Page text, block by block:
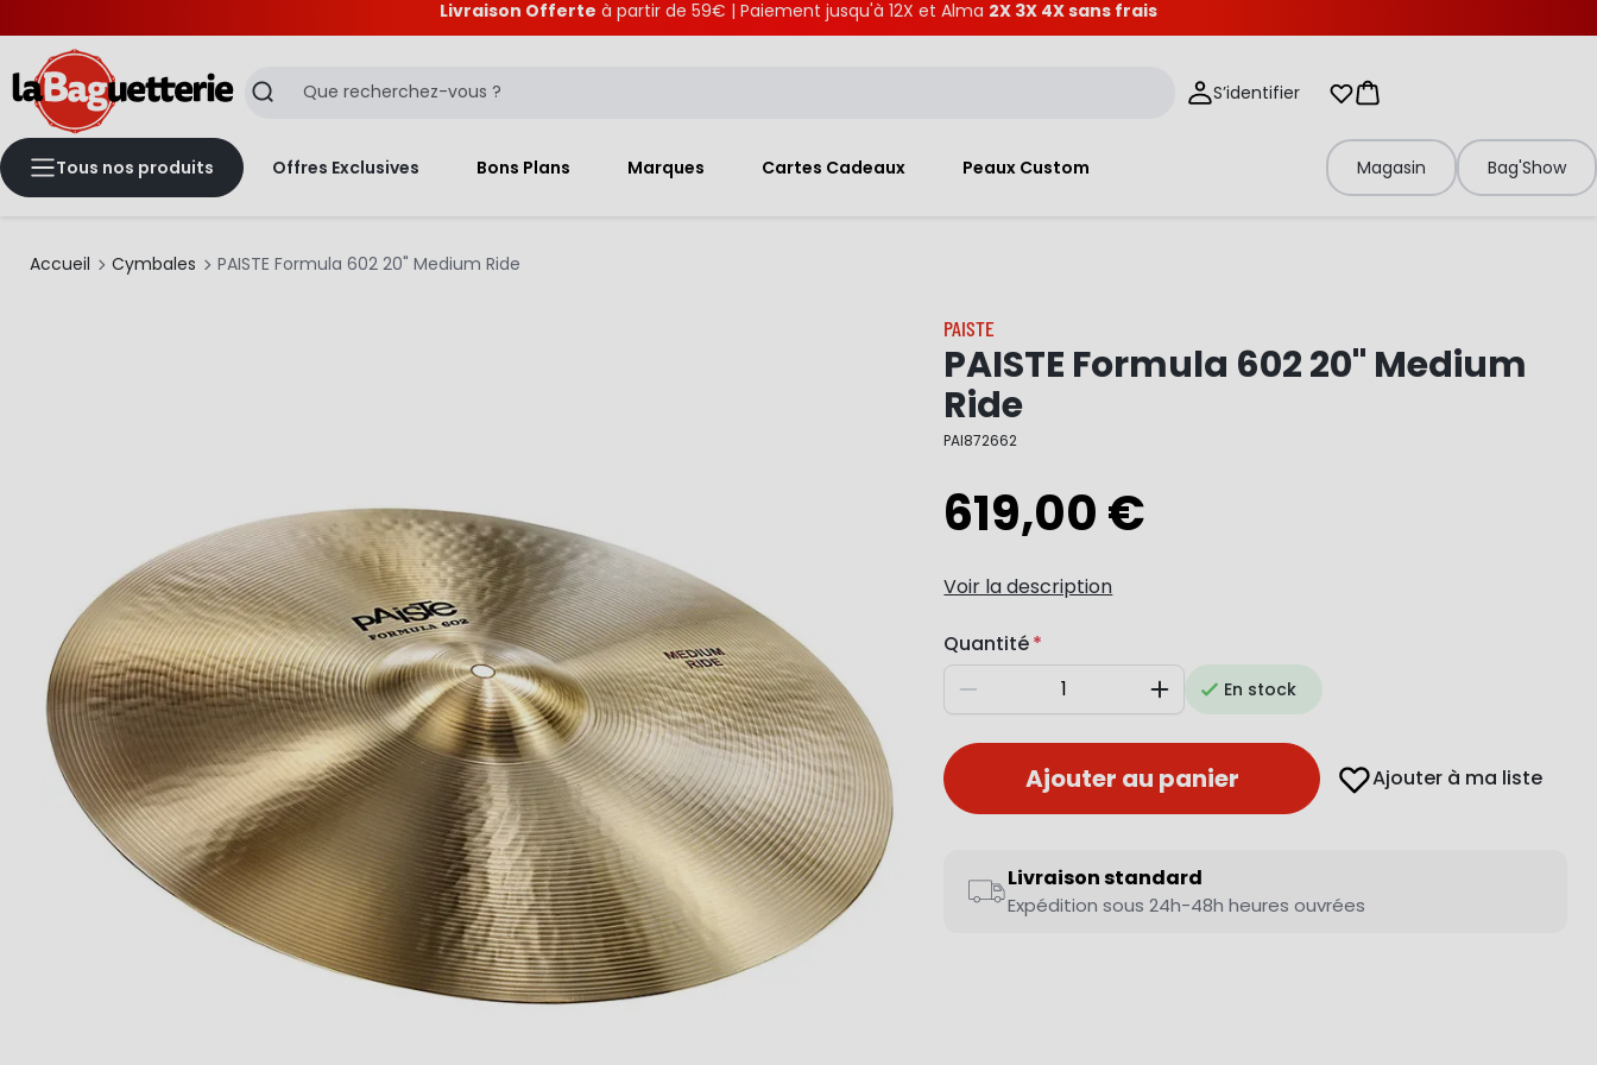
Livraison Offerte à partir de 59€ | Paiement jusqu'à 12X et Alma 2X 3X 4X sans frais
Recherche S’identifier Mes listes d'envies
Panier
Tous nos produits Offres Exclusives Bons Plans Marques Cartes Cadeaux Peaux Custom Magasin Bag'Show
Accueil Cymbales PAISTE Formula 602 20" Medium Ride
PAISTE
PAISTE Formula 602 20" Medium
Ride
PAI872662
619,00 €
Voir la description
Quantité
Diminuer AugmenterEn stock
Ajouter au panier Ajouter à ma liste
Livraison standard
Expédition sous 24h-48h heures ouvrées